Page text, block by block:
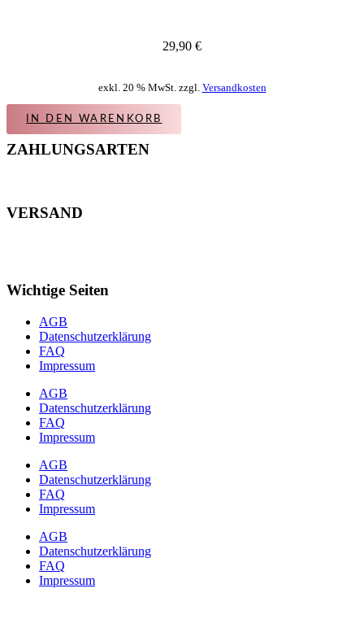
29,90 €
exkl. 20 % MwSt. zzgl. Versandkosten
IN DEN WARENKORB
ZAHLUNGSARTEN
VERSAND
Wichtige Seiten
AGB
Datenschutzerklärung
FAQ
Impressum
AGB
Datenschutzerklärung
FAQ
Impressum
AGB
Datenschutzerklärung
FAQ
Impressum
AGB
Datenschutzerklärung
FAQ
Impressum